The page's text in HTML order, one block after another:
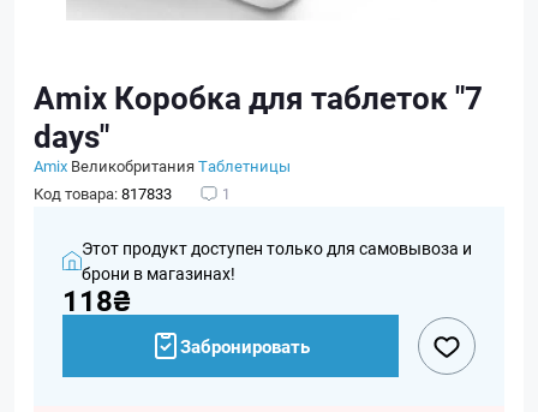
Amix Коробка для таблеток "7
days"
Amix ВеликобританияТаблетницы
Код товара:817833 1
Этот продукт доступен только для самовывоза и
брони в магазинах!
118₴
Забронировать